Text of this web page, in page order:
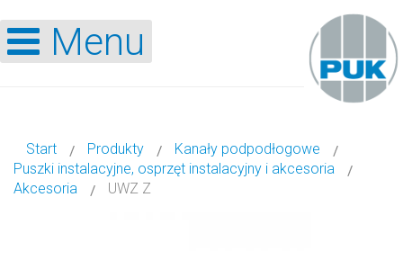
Menu
Start Produkty
Kanały podpodłogowe
Puszki instalacyjne, osprzęt instalacyjny i akcesoria
Akcesoria
UWZ Z